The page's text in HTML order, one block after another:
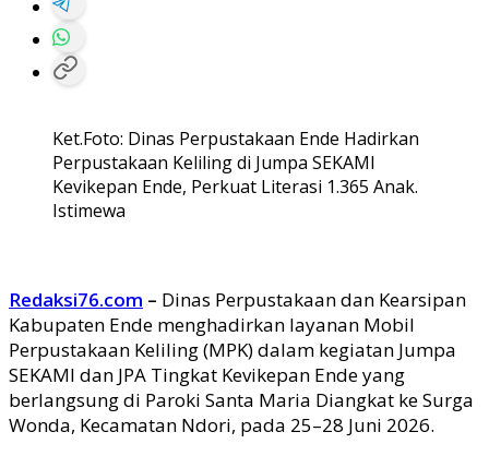
Ket.Foto: Dinas Perpustakaan Ende Hadirkan
Perpustakaan Keliling di Jumpa SEKAMI
Kevikepan Ende, Perkuat Literasi 1.365 Anak.
Istimewa
Redaksi76.com – Dinas Perpustakaan dan Kearsipan
Kabupaten Ende menghadirkan layanan Mobil
Perpustakaan Keliling (MPK) dalam kegiatan Jumpa
SEKAMI dan JPA Tingkat Kevikepan Ende yang
berlangsung di Paroki Santa Maria Diangkat ke Surga
Wonda, Kecamatan Ndori, pada 25–28 Juni 2026.